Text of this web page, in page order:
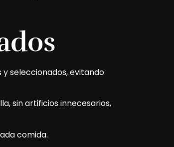
seleccionados, evitando
sin artificios innecesarios,
comida.